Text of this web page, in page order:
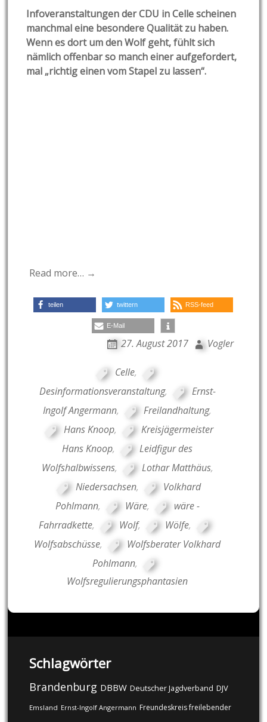
Infoveranstaltungen der CDU in Celle scheinen
manchmal eine besondere Qualität zu haben.
Wenn es dort um den Wolf geht, fühlt sich
nämlich offenbar so manch einer aufgefordert,
mal „richtig einen vom Stapel zu lassen“.
Read more… →
teilen twittern RSS-feed
E-Mail
27. August 2017 Vogler
Celle,
Desinformationsveranstaltung,
Ernst-
Ingolf Angermann, Freilandhaltung,
Hans Knoop,
Kreisjägermeister
Hans Knoop,
Leidfigur des
Wolfshalbwissens, Lothar Matthäus,
Niedersachsen,
Volkhard
Pohlmann, Wäre,
wäre -
Fahrradkette, Wolf, Wölfe,
Wolfsabschüsse,
Wolfsberater Volkhard
Pohlmann,
Wolfsregulierungsphantasien
Schlagwörter
Brandenburg DBBW Deutscher Jagdverband DJV
Emsland Ernst-Ingolf Angermann Freundeskreis freilebender